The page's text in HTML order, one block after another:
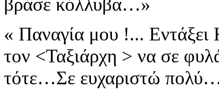
βράσε κόλλυβα…»
« Παναγία μου !...
τον <Ταξιάρχη > να σε
τότε…Σε ευχαριστώ